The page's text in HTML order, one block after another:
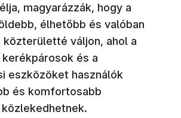
magyarázzák, hogy a
élhetőbb és valóban
közterületté váljon, ahol a
és a
eszközöket használók
és komfortosabb